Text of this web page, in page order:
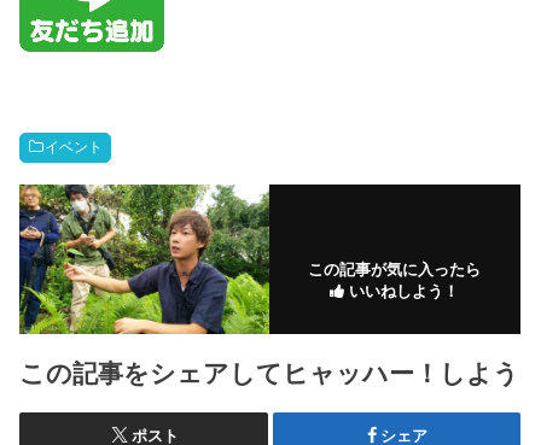
イベント
この記事が気に入ったら
いいねしよう！
この記事をシェアしてヒャッハー！しよう
ポスト シェア